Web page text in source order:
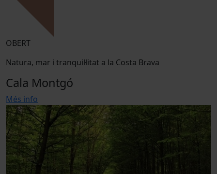
OBERT
Natura, mar i tranquil·litat a la Costa Brava
Cala Montgó
Més info